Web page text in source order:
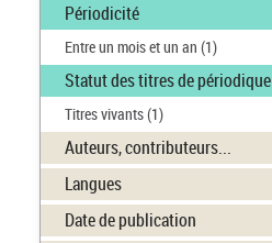
Périodicité
Entre un mois et un an (1)
Statut des titres de périodique
Titres vivants(1)
Auteurs, contributeurs...
Langues
Date de publication